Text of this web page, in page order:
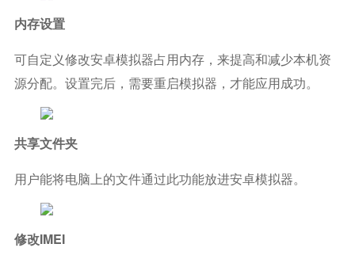
内存设置
可自定义修改安卓模拟器占用内存，来提高和减少本机资
源分配。设置完后，需要重启模拟器，才能应用成功。
共享文件夹
用户能将电脑上的文件通过此功能放进安卓模拟器。
修改IMEI